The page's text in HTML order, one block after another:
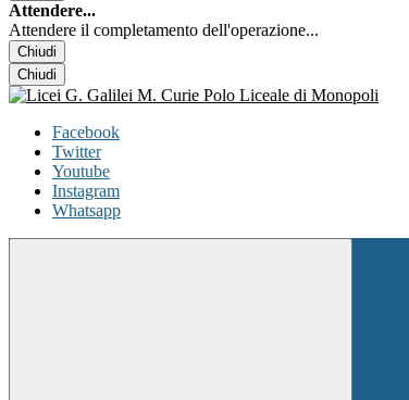
Attendere...
Attendere il completamento dell'operazione...
Chiudi
Chiudi
Facebook
Twitter
Youtube
Instagram
Whatsapp